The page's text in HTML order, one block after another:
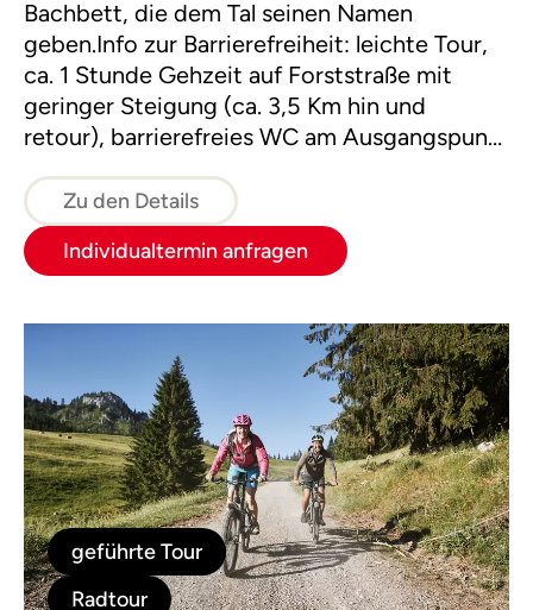
Bachbett, die dem Tal seinen Namen
geben.Info zur Barrierefreiheit: leichte Tour,
ca. 1 Stunde Gehzeit auf Forststraße mit
geringer Steigung (ca. 3,5 Km hin und
retour), barrierefreies WC am Ausgangspunkt
Jausenstation Jagahäusl im Bodinggraben.
Zu den Details
Individualtermin anfragen
geführte Tour
Radtour